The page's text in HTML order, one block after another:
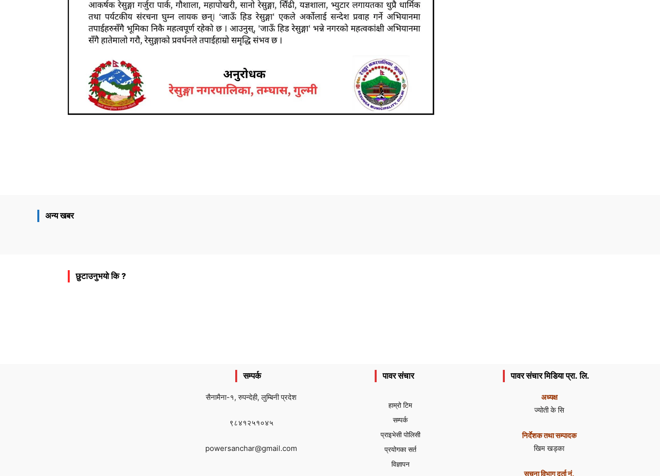
अन्य खबर
छुटाउनुभयो कि ?
सम्पर्क
सैनामैना-१, रुपन्देही, लुम्बिनी प्रदेश
९८४१२५१०४५
powersanchar@gmail.com
पावर संचार
हाम्रो टिम
सम्पर्क
प्राइभेसी पोलिसी
प्रयोगका सर्त
विज्ञापन
पावर संचार मिडिया प्रा. लि.
अध्यक्ष
ज्योती के सि
निर्देशक तथा सम्पादक
खिम खड्का
सूचना विभाग दर्ता नं.